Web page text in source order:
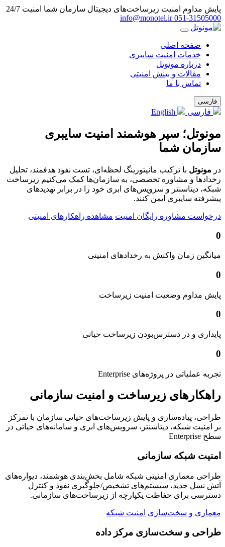
پایش مداوم امنیت زیرساخت‌های دیجیتال سازمان شما امنیت 24/7
info@monotel.ir 051‑31505000
صفحه اصلی
خدمات امنیت سایبری
درباره مونوتل
مقالات و بینش امنیتی
تماس با ما
فارسی
فارسی
مونوتل؛ سپر هوشمند امنیت سایبری
سازمان شما
در مونوتل با ترکیب مانیتورینگ لحظه‌ای، تست نفوذ هدفمند، تحلیل
رخدادها و مشاوره تخصصی، به سازمان‌ها کمک می‌کنیم زیرساخت
شبکه، دیتاسنتر و سرویس‌های ابری خود را در برابر تهدیدهای
پیشرفته سایبری ایمن کنند.
درخواست مشاوره رایگان امنیت مشاهده راهکارهای امنیتی
0
میانگین زمان واکنش به رخدادهای امنیتی
0
پایش مداوم وضعیت امنیت زیرساخت
0
پایداری و در دسترس‌بودن زیرساخت حیاتی
0
تجربه عملیاتی در پروژه‌های Enterprise
راهکارهای زیرساخت و امنیت سازمانی
طراحی، پیاده‌سازی و پایش زیرساخت‌های حیاتی سازمان با تمرکز
بر امنیت شبکه، دیتاسنتر، سرویس‌های ابری و سامانه‌های حیاتی در
سطح Enterprise
امنیت شبکه سازمانی
طراحی معماری امنیتی شبکه شامل بخش‌بندی هوشمند، دیواره‌های
آتش نسل جدید، سیستم‌های تشخیص/جلوگیری نفوذ و کنترل
دسترسی برای حفاظت یکپارچه از زیرساخت‌های سازمانی.
معماری و سخت‌سازی امنیت شبکه
طراحی و سخت‌سازی مرکز داده